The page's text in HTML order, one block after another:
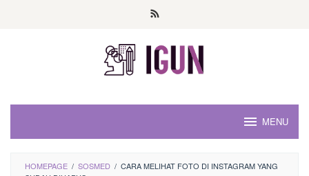
MENU
HOMEPAGE / SOSMED / CARA MELIHAT FOTO DI INSTAGRAM YANG